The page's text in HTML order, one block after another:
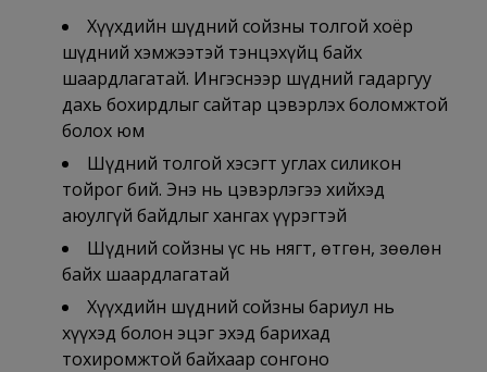
Хүүхдийн шүдний сойзны толгой хоёр
шүдний хэмжээтэй тэнцэхүйц байх
шаардлагатай. Ингэснээр шүдний гадаргуу
дахь бохирдлыг сайтар цэвэрлэх боломжтой
болох юм
Шүдний толгой хэсэгт углах силикон
тойрог бий. Энэ нь цэвэрлэгээ хийхэд
аюулгүй байдлыг хангах үүрэгтэй
Шүдний сойзны үс нь нягт, өтгөн, зөөлөн
байх шаардлагатай
Хүүхдийн шүдний сойзны бариул нь
хүүхэд болон эцэг эхэд барихад
тохиромжтой байхаар сонгоно